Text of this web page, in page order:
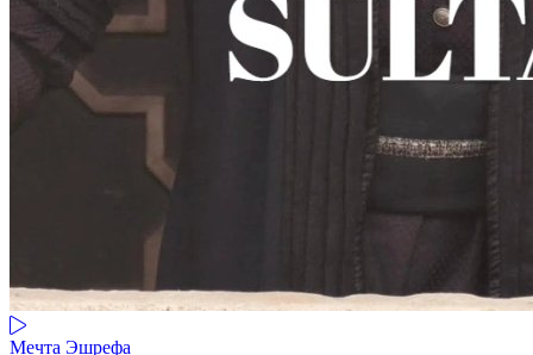
Мечта Эшрефа